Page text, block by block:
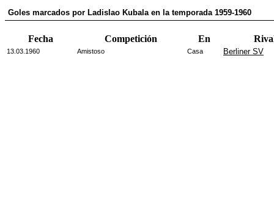
Goles marcados por Ladislao Kubala en la temporada 1959-1960
Fecha Competición En
13.03.1960 Amistoso Casa Berliner SV